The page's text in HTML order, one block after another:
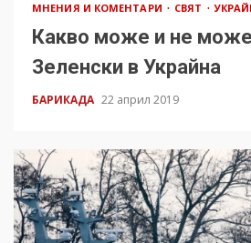
МНЕНИЯ И КОМЕНТАРИ СВЯТ
Какво може и не
Зеленски в Украйна
БАРИКАДА 22 април 2019